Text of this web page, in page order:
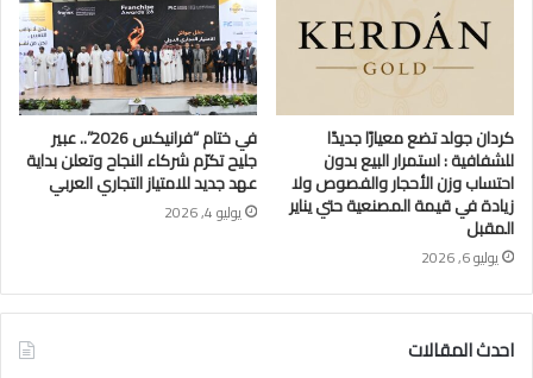
كردان جولد تضع معيارًا جديدًا
للشفافية : استمرار البيع بدون
احتساب وزن الأحجار والفصوص ولا
زيادة في قيمة المصنعية حتي يناير
المقبل
يوليو 6, 2026
في ختام “فرانيكس 2026”.. عبير
جليح تكرّم شركاء النجاح وتعلن بداية
عهد جديد للامتياز التجاري العربي
يوليو 4, 2026
احدث المقالات